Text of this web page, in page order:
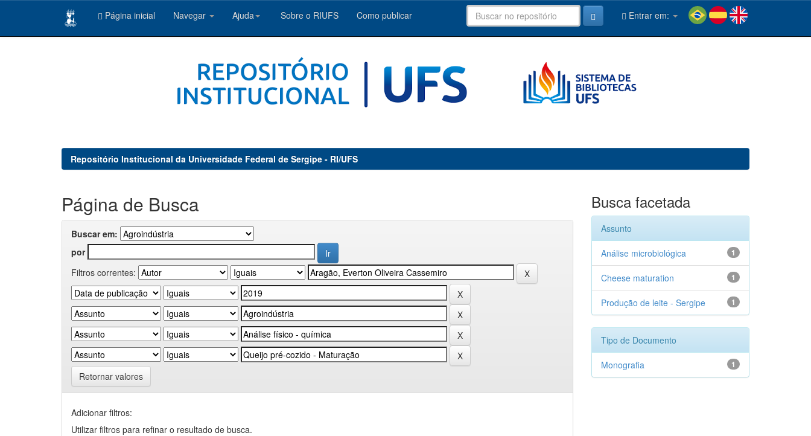
Página inicial Navegar Ajuda Sobre o RIUFS Como publicar Entrar em:
Repositório Institucional da Universidade Federal de Sergipe - RI/UFS
Página de Busca
Buscar em:
por
Filtros correntes:
Retornar valores
Adicionar filtros:
Utilizar filtros para refinar o resultado de busca.
Busca facetada
Assunto
1
Análise microbiológica
1
Cheese maturation
1
Produção de leite - Sergipe
Tipo de Documento
1
Monografia